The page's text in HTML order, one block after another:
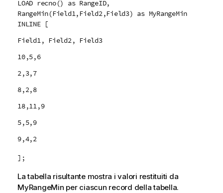
LOAD recno() as RangeID,
RangeMin(Field1,Field2,Field3) as MyRangeMin
INLINE [
Field1, Field2, Field3
10,5,6
2,3,7
8,2,8
18,11,9
5,5,9
9,4,2
];
La tabella risultante mostra i valori restituiti da
MyRangeMin per ciascun record della tabella.